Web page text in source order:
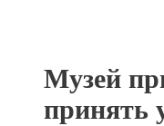
Музей
принять